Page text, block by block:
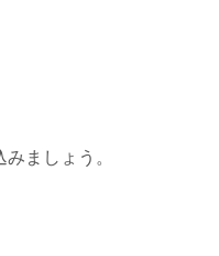
ましょう。